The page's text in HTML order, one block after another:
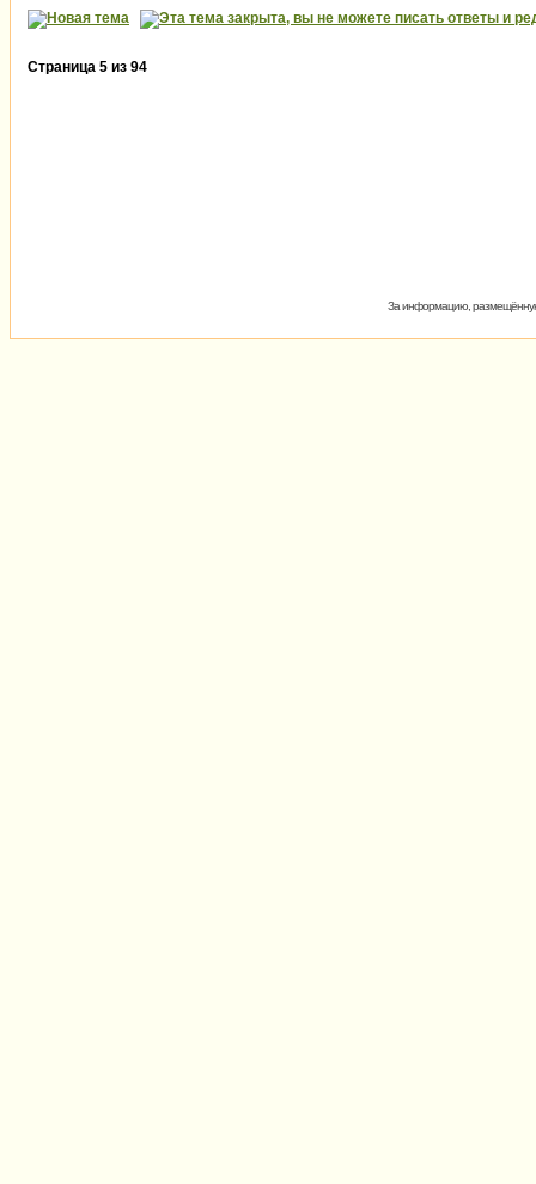
Страница 5 из 94
За информацию, размещённую